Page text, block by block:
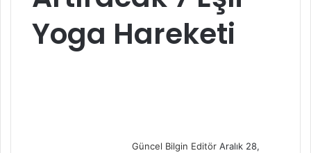
Yoga Hareketi
Güncel Bilgin Editör e
Aralık 28,